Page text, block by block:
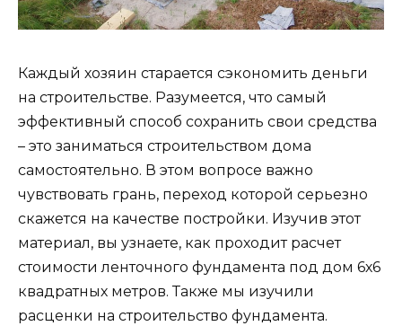
Каждый хозяин старается сэкономить деньги
на строительстве. Разумеется, что самый
эффективный способ сохранить свои средства
– это заниматься строительством дома
самостоятельно. В этом вопросе важно
чувствовать грань, переход которой серьезно
скажется на качестве постройки. Изучив этот
материал, вы узнаете, как проходит расчет
стоимости ленточного фундамента под дом 6х6
квадратных метров. Также мы изучили
расценки на строительство фундамента.